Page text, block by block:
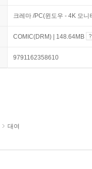
크레마 /PC(윈도우 - 4K 모
COMIC(DRM) | 148.64MB
9791162358610
대여